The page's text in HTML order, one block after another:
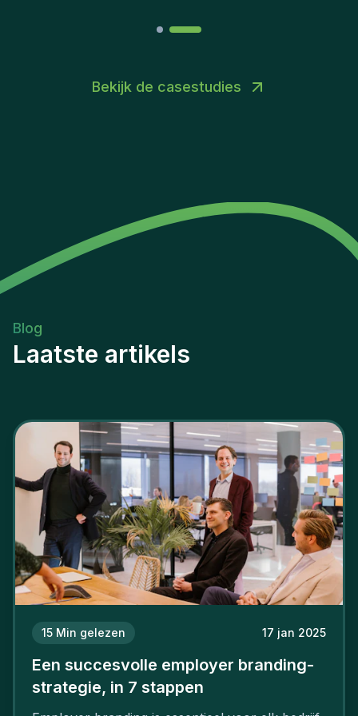
Bekijk de casestudies
Blog
Laatste artikels
15 Min gelezen 17 jan 2025
Een succesvolle employer branding-
strategie, in 7 stappen